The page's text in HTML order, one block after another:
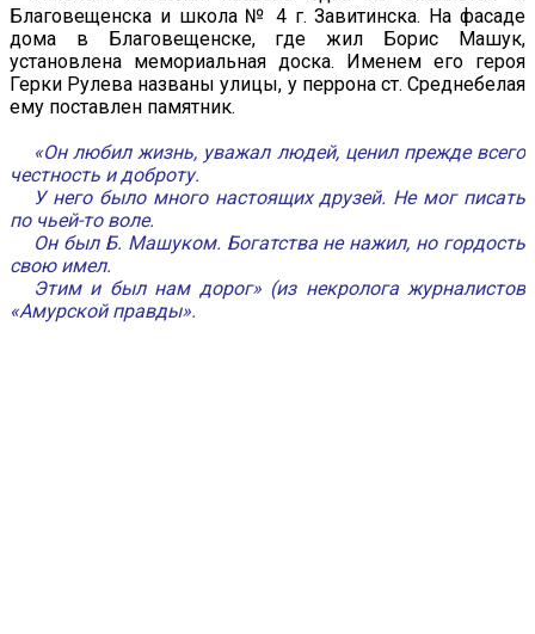
Благовещенска и школа № 4 г. Завитинска. На фасаде
дома в Благовещенске, где жил Борис Машук,
установлена мемориальная доска. Именем его героя
Герки Рулева названы улицы, у перрона ст. Среднебелая
ему поставлен памятник.
«Он любил жизнь, уважал людей, ценил прежде всего
честность и доброту.
У него было много настоящих друзей. Не мог писать
по чьей-то воле.
Он был Б. Машуком. Богатства не нажил, но гордость
свою имел.
Этим и был нам дорог» (из некролога журналистов
«Амурской правды».